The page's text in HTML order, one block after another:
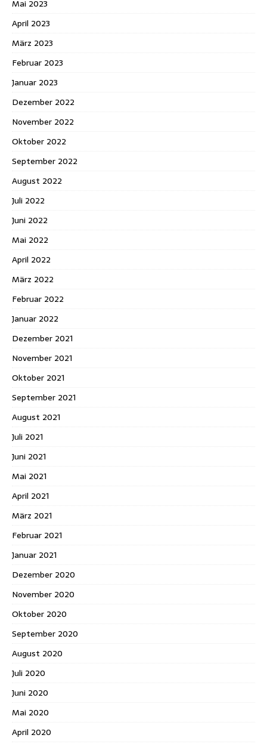
Mai 2023
April 2023
März 2023
Februar 2023
Januar 2023
Dezember 2022
November 2022
Oktober 2022
September 2022
August 2022
Juli 2022
Juni 2022
Mai 2022
April 2022
März 2022
Februar 2022
Januar 2022
Dezember 2021
November 2021
Oktober 2021
September 2021
August 2021
Juli 2021
Juni 2021
Mai 2021
April 2021
März 2021
Februar 2021
Januar 2021
Dezember 2020
November 2020
Oktober 2020
September 2020
August 2020
Juli 2020
Juni 2020
Mai 2020
April 2020